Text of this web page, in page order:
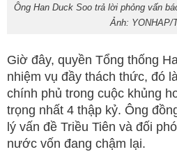
Ông Han Duck Soo trả lời phỏng vấn
Ảnh: YONHAP/
Giờ đây, quyền Tổng thống
nhiệm vụ đầy thách thức, đó
chính phủ trong cuộc khủng
trọng nhất 4 thập kỷ. Ông
lý vấn đề Triều Tiên và đối
nước vốn đang chậm lại.